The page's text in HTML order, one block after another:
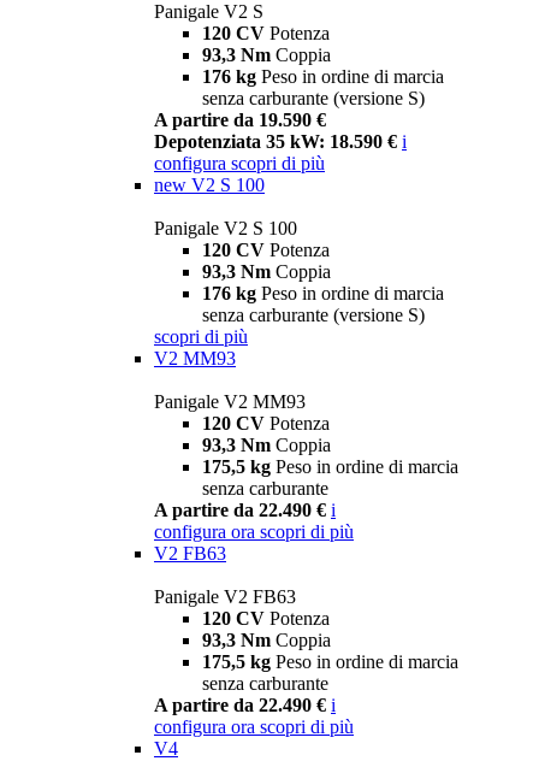
Panigale V2 S
120 CV Potenza
93,3 Nm Coppia
176 kg Peso in ordine di marcia
senza carburante (versione S)
A partire da 19.590 €
Depotenziata 35 kW: 18.590 € i
configura scopri di più
new V2 S 100
Panigale V2 S 100
120 CV Potenza
93,3 Nm Coppia
176 kg Peso in ordine di marcia
senza carburante (versione S)
scopri di più
V2 MM93
Panigale V2 MM93
120 CV Potenza
93,3 Nm Coppia
175,5 kg Peso in ordine di marcia
senza carburante
A partire da 22.490 € i
configura ora scopri di più
V2 FB63
Panigale V2 FB63
120 CV Potenza
93,3 Nm Coppia
175,5 kg Peso in ordine di marcia
senza carburante
A partire da 22.490 € i
configura ora scopri di più
V4